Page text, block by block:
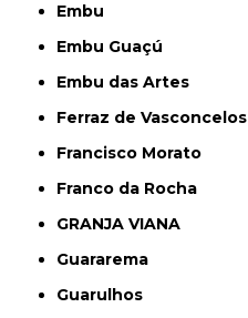
Embu
Embu Guaçú
Embu das Artes
Ferraz de Vasconcelos
Francisco Morato
Franco da Rocha
GRANJA VIANA
Guararema
Guarulhos